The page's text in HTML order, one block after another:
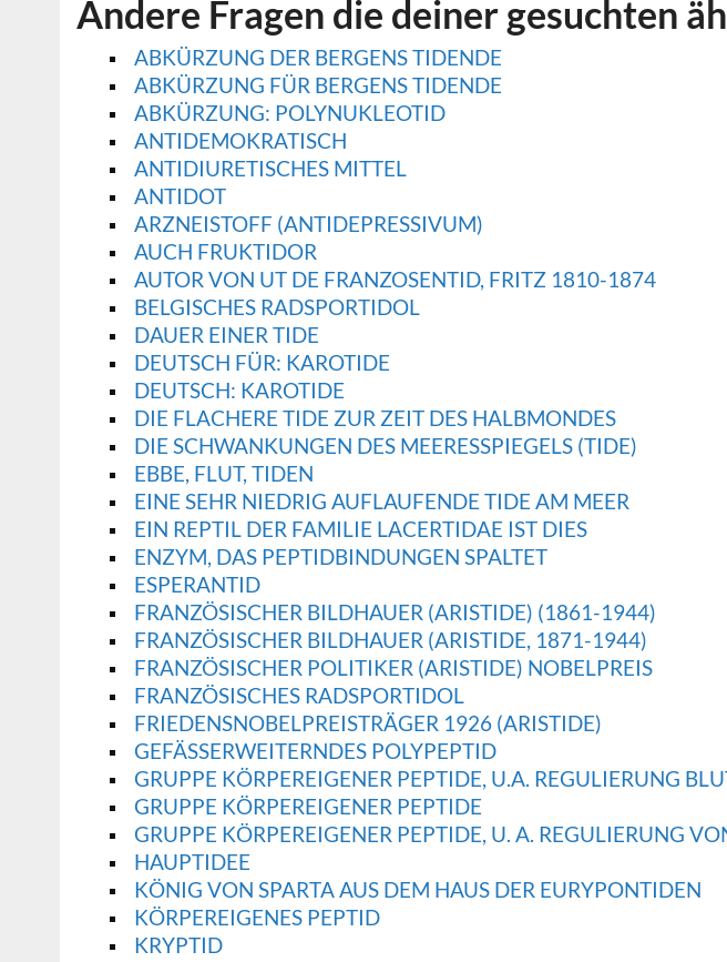
Andere Fragen die deiner gesuchten
ABKÜRZUNG DER BERGENS TIDENDE
ABKÜRZUNG FÜR BERGENS TIDENDE
ABKÜRZUNG: POLYNUKLEOTID
ANTIDEMOKRATISCH
ANTIDIURETISCHES MITTEL
ANTIDOT
ARZNEISTOFF (ANTIDEPRESSIVUM)
AUCH FRUKTIDOR
AUTOR VON UT DE FRANZOSENTID, FRITZ 1810-1874
BELGISCHES RADSPORTIDOL
DAUER EINER TIDE
DEUTSCH FÜR: KAROTIDE
DEUTSCH: KAROTIDE
DIE FLACHERE TIDE ZUR ZEIT DES HALBMONDES
DIE SCHWANKUNGEN DES MEERESSPIEGELS (TIDE)
EBBE, FLUT, TIDEN
EINE SEHR NIEDRIG AUFLAUFENDE TIDE AM MEER
EIN REPTIL DER FAMILIE LACERTIDAE IST DIES
ENZYM, DAS PEPTIDBINDUNGEN SPALTET
ESPERANTID
FRANZÖSISCHER BILDHAUER (ARISTIDE) (1861-1944)
FRANZÖSISCHER BILDHAUER (ARISTIDE, 1871-1944)
FRANZÖSISCHER POLITIKER (ARISTIDE) NOBELPREIS
FRANZÖSISCHES RADSPORTIDOL
FRIEDENSNOBELPREISTRÄGER 1926 (ARISTIDE)
GEFÄSSERWEITERNDES POLYPEPTID
GRUPPE KÖRPEREIGENER PEPTIDE, U.A. REGULIERUNG
GRUPPE KÖRPEREIGENER PEPTIDE
GRUPPE KÖRPEREIGENER PEPTIDE, U. A. REGULIERUNG
HAUPTIDEE
KÖNIG VON SPARTA AUS DEM HAUS DER EURYPONTIDEN
KÖRPEREIGENES PEPTID
KRYPTID